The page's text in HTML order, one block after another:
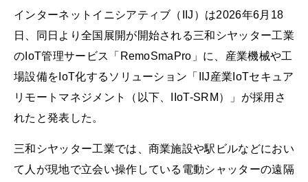
インターネットイニシアティブ（IIJ）は2026年6月18
日、同日より全国展開が開始される三和シヤッター工業
のIoT管理サービス「RemoSmaPro」に、産業機械や工
場設備をIoT化するソリューション「IIJ産業IoTセキュア
リモートマネジメント（以下、IIoT-SRM）」が採用さ
れたと発表した。
三和シヤッター工業では、商業施設や駅ビルなどにおい
て人が現地で立会い操作している電動シャッターの遠隔